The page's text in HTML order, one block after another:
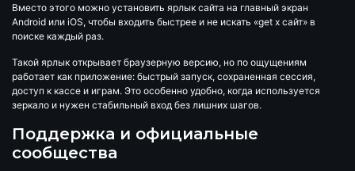
Вместо этого можно установить ярлык сайта на главный экран
Android или iOS, чтобы входить быстрее и не искать «get x сайт» в
поиске каждый раз.
Такой ярлык открывает браузерную версию, но по ощущениям
работает как приложение: быстрый запуск, сохраненная сессия,
доступ к кассе и играм. Это особенно удобно, когда используется
зеркало и нужен стабильный вход без лишних шагов.
Поддержка и официальные
сообщества